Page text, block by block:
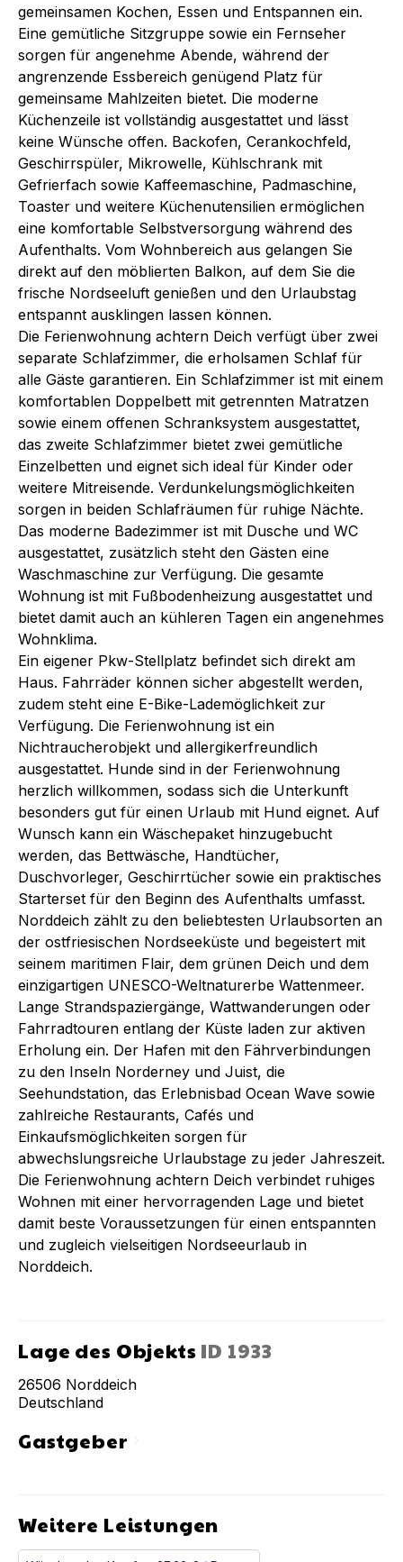
gemeinsamen Kochen, Essen und Entspannen ein.
Eine gemütliche Sitzgruppe sowie ein Fernseher
sorgen für angenehme Abende, während der
angrenzende Essbereich genügend Platz für
gemeinsame Mahlzeiten bietet. Die moderne
Küchenzeile ist vollständig ausgestattet und lässt
keine Wünsche offen. Backofen, Cerankochfeld,
Geschirrspüler, Mikrowelle, Kühlschrank mit
Gefrierfach sowie Kaffeemaschine, Padmaschine,
Toaster und weitere Küchenutensilien ermöglichen
eine komfortable Selbstversorgung während des
Aufenthalts. Vom Wohnbereich aus gelangen Sie
direkt auf den möblierten Balkon, auf dem Sie die
frische Nordseeluft genießen und den Urlaubstag
entspannt ausklingen lassen können.
Die Ferienwohnung achtern Deich verfügt über zwei
separate Schlafzimmer, die erholsamen Schlaf für
alle Gäste garantieren. Ein Schlafzimmer ist mit einem
komfortablen Doppelbett mit getrennten Matratzen
sowie einem offenen Schranksystem ausgestattet,
das zweite Schlafzimmer bietet zwei gemütliche
Einzelbetten und eignet sich ideal für Kinder oder
weitere Mitreisende. Verdunkelungsmöglichkeiten
sorgen in beiden Schlafräumen für ruhige Nächte.
Das moderne Badezimmer ist mit Dusche und WC
ausgestattet, zusätzlich steht den Gästen eine
Waschmaschine zur Verfügung. Die gesamte
Wohnung ist mit Fußbodenheizung ausgestattet und
bietet damit auch an kühleren Tagen ein angenehmes
Wohnklima.
Ein eigener Pkw-Stellplatz befindet sich direkt am
Haus. Fahrräder können sicher abgestellt werden,
zudem steht eine E-Bike-Lademöglichkeit zur
Verfügung. Die Ferienwohnung ist ein
Nichtraucherobjekt und allergikerfreundlich
ausgestattet. Hunde sind in der Ferienwohnung
herzlich willkommen, sodass sich die Unterkunft
besonders gut für einen Urlaub mit Hund eignet. Auf
Wunsch kann ein Wäschepaket hinzugebucht
werden, das Bettwäsche, Handtücher,
Duschvorleger, Geschirrtücher sowie ein praktisches
Starterset für den Beginn des Aufenthalts umfasst.
Norddeich zählt zu den beliebtesten Urlaubsorten an
der ostfriesischen Nordseeküste und begeistert mit
seinem maritimen Flair, dem grünen Deich und dem
einzigartigen UNESCO-Weltnaturerbe Wattenmeer.
Lange Strandspaziergänge, Wattwanderungen oder
Fahrradtouren entlang der Küste laden zur aktiven
Erholung ein. Der Hafen mit den Fährverbindungen
zu den Inseln Norderney und Juist, die
Seehundstation, das Erlebnisbad Ocean Wave sowie
zahlreiche Restaurants, Cafés und
Einkaufsmöglichkeiten sorgen für
abwechslungsreiche Urlaubstage zu jeder Jahreszeit.
Die Ferienwohnung achtern Deich verbindet ruhiges
Wohnen mit einer hervorragenden Lage und bietet
damit beste Voraussetzungen für einen entspannten
und zugleich vielseitigen Nordseeurlaub in
Norddeich.
Lage des Objekts ID 1933
26506 Norddeich
Deutschland
Gastgeberchevron_right
Weitere Leistungen